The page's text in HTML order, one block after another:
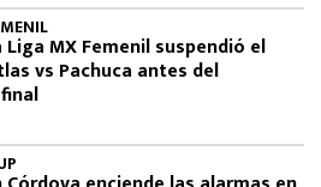
Liga MX Femenil suspendió el
vs Pachuca antes del